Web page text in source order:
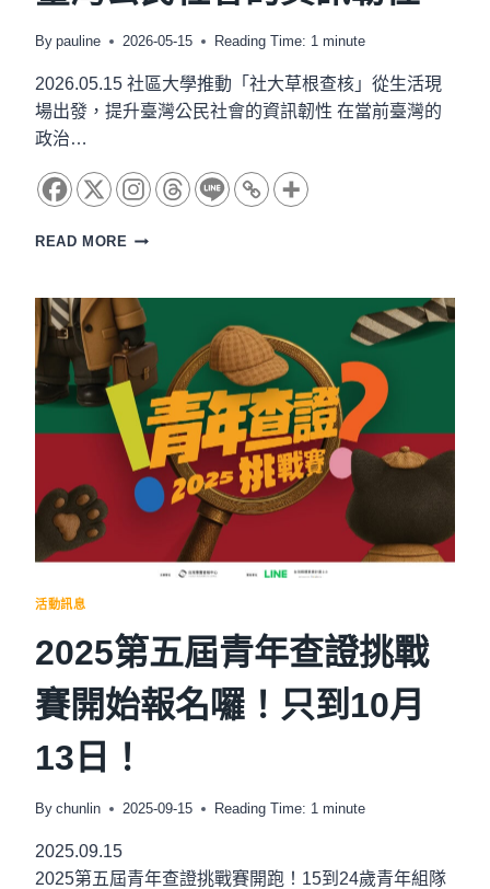
By pauline 2026-05-15 Reading Time: 1minute
2026.05.15 社區大學推動「社大草根查核」從生活現
場出發，提升臺灣公民社會的資訊韌性 在當前臺灣的
政治…
READ MORE
學
推
動
「社
大
草
根
查
核」
從
現
發，
提
升
臺
灣
公
民
會
訊
活動訊息
2025第五屆青年查證挑戰
賽開始報名囉！只到10月
13日！
By chunlin 2025-09-15 Reading Time: 1minute
2025.09.15
2025第五屆青年查證挑戰賽開跑！15到24歲青年組隊